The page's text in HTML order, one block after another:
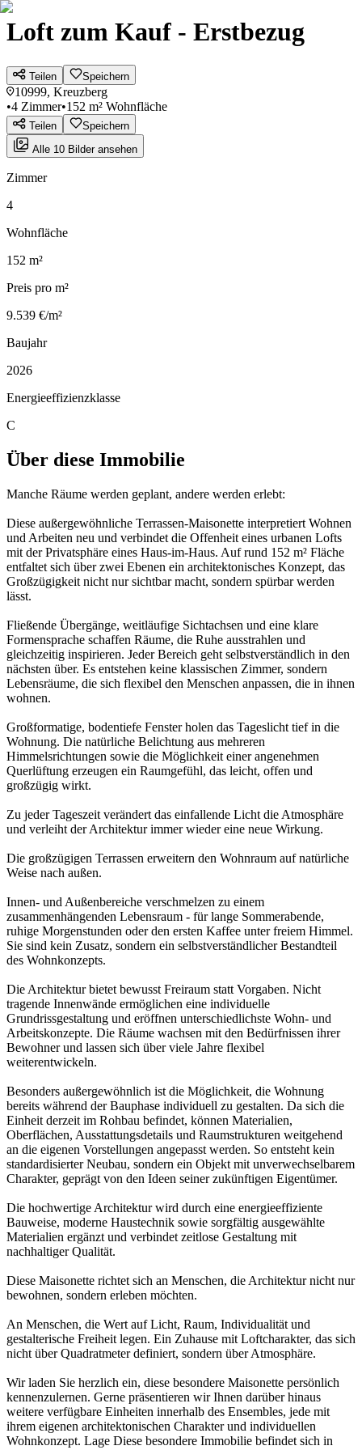
Loft zum Kauf - Erstbezug
Teilen Speichern
10999, Kreuzberg
•4 Zimmer•152 m² Wohnfläche
Teilen
Speichern
Alle 10 Bilder ansehen
Zimmer
4
Wohnfläche
152 m²
Preis pro m²
9.539 €/m²
Baujahr
2026
Energieeffizienzklasse
C
Über diese Immobilie
Manche Räume werden geplant, andere werden erlebt:
Diese außergewöhnliche Terrassen-Maisonette interpretiert Wohnen
und Arbeiten neu und verbindet die Offenheit eines urbanen Lofts
mit der Privatsphäre eines Haus-im-Haus. Auf rund 152 m² Fläche
entfaltet sich über zwei Ebenen ein architektonisches Konzept, das
Großzügigkeit nicht nur sichtbar macht, sondern spürbar werden
lässt.
Fließende Übergänge, weitläufige Sichtachsen und eine klare
Formensprache schaffen Räume, die Ruhe ausstrahlen und
gleichzeitig inspirieren. Jeder Bereich geht selbstverständlich in den
nächsten über. Es entstehen keine klassischen Zimmer, sondern
Lebensräume, die sich flexibel den Menschen anpassen, die in ihnen
wohnen.
Großformatige, bodentiefe Fenster holen das Tageslicht tief in die
Wohnung. Die natürliche Belichtung aus mehreren
Himmelsrichtungen sowie die Möglichkeit einer angenehmen
Querlüftung erzeugen ein Raumgefühl, das leicht, offen und
großzügig wirkt.
Zu jeder Tageszeit verändert das einfallende Licht die Atmosphäre
und verleiht der Architektur immer wieder eine neue Wirkung.
Die großzügigen Terrassen erweitern den Wohnraum auf natürliche
Weise nach außen.
Innen- und Außenbereiche verschmelzen zu einem
zusammenhängenden Lebensraum - für lange Sommerabende,
ruhige Morgenstunden oder den ersten Kaffee unter freiem Himmel.
Sie sind kein Zusatz, sondern ein selbstverständlicher Bestandteil
des Wohnkonzepts.
Die Architektur bietet bewusst Freiraum statt Vorgaben. Nicht
tragende Innenwände ermöglichen eine individuelle
Grundrissgestaltung und eröffnen unterschiedlichste Wohn- und
Arbeitskonzepte. Die Räume wachsen mit den Bedürfnissen ihrer
Bewohner und lassen sich über viele Jahre flexibel
weiterentwickeln.
Besonders außergewöhnlich ist die Möglichkeit, die Wohnung
bereits während der Bauphase individuell zu gestalten. Da sich die
Einheit derzeit im Rohbau befindet, können Materialien,
Oberflächen, Ausstattungsdetails und Raumstrukturen weitgehend
an die eigenen Vorstellungen angepasst werden. So entsteht kein
standardisierter Neubau, sondern ein Objekt mit unverwechselbarem
Charakter, geprägt von den Ideen seiner zukünftigen Eigentümer.
Die hochwertige Architektur wird durch eine energieeffiziente
Bauweise, moderne Haustechnik sowie sorgfältig ausgewählte
Materialien ergänzt und verbindet zeitlose Gestaltung mit
nachhaltiger Qualität.
Diese Maisonette richtet sich an Menschen, die Architektur nicht nur
bewohnen, sondern erleben möchten.
An Menschen, die Wert auf Licht, Raum, Individualität und
gestalterische Freiheit legen. Ein Zuhause mit Loftcharakter, das sich
nicht über Quadratmeter definiert, sondern über Atmosphäre.
Wir laden Sie herzlich ein, diese besondere Maisonette persönlich
kennenzulernen. Gerne präsentieren wir Ihnen darüber hinaus
weitere verfügbare Einheiten innerhalb des Ensembles, jede mit
ihrem eigenen architektonischen Charakter und individuellen
Wohnkonzept. Lage Diese besondere Immobilie befindet sich in